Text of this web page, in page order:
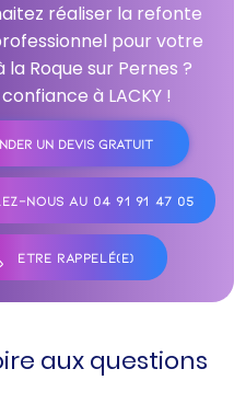
réaliser la refonte
pour votre
Roque sur Pernes ?
à LACKY !
UN DEVIS GRATUIT
NOUS AU 04 91 91 47 05
ÊTRE RAPPELÉ(E)
aux questions